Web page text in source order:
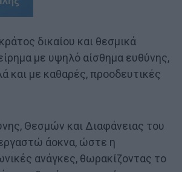
δικαίου και θεσμικά
με υψηλό αίσθημα ευθύνης,
και με καθαρές, προοδευτικές
Θεσμών και Διαφάνειας του
άοκνα, ώστε η
ανάγκες, θωρακίζοντας το